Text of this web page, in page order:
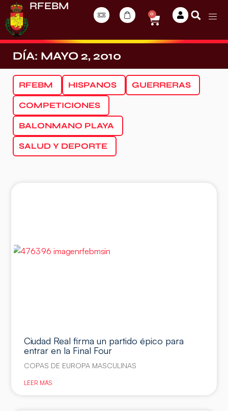
RFEBM
0
DÍA: MAYO 2, 2010
RFEBM HISPANOS GUERRERAS
COMPETICIONES
BALONMANO PLAYA
SALUD Y DEPORTE
Ciudad Real firma un partido épico para
entrar en la Final Four
COPAS DE EUROPA MASCULINAS
LEER MÁS